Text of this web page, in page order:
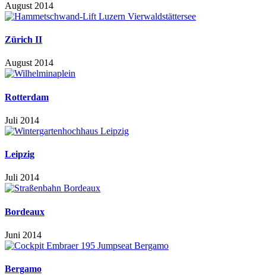
August 2014
Zürich II
August 2014
Rotterdam
Juli 2014
Leipzig
Juli 2014
Bordeaux
Juni 2014
Bergamo